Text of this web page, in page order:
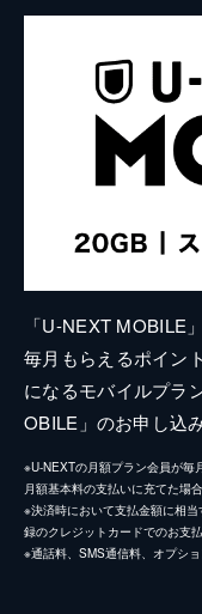
「U-NEXT MOBILE
毎月もらえるポイン
になるモバイルプラ
OBILE」のお申し込
※U-NEXTの月額プラン会員が
月額基本料の支払いに充てた場合
※決済時において支払金額に相
録のクレジットカードでのお支払
※通話料、SMS通信料、オプシ